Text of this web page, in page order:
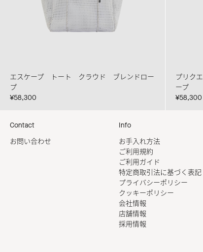
エスケープ トート クラウド ブレンドロー
プ
¥58,300
プリク
ープ
¥58,300
Contact
お問い合わせ
Info
お手入れ方法
ご利用規約
ご利用ガイド
特定商取引法に基づく表記
プライバシーポリシー
クッキーポリシー
会社情報
店舗情報
採用情報